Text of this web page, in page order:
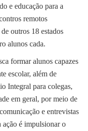
e educação para a
remotos
outros 18 estados
alunos cada.
formar alunos capazes
escolar, além de
Integral para colegas,
em geral, por meio de
e entrevistas
é impulsionar o